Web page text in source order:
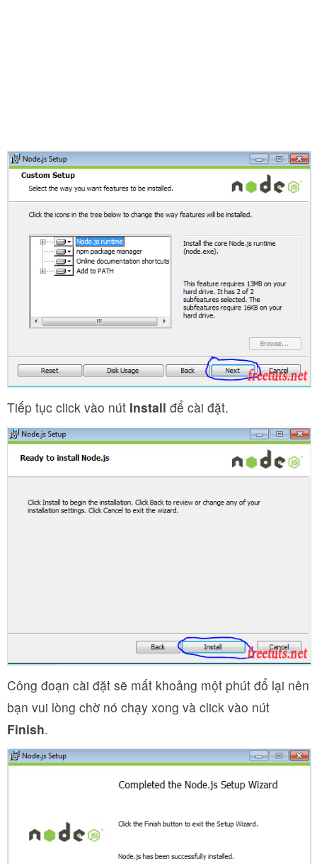
Tiếp tục click vào nút Install để cài đặt.
Công đoạn cài đặt sẽ mất khoảng một phút đổ lại nên
bạn vui lòng chờ nó chạy xong và click vào nút
Finish.